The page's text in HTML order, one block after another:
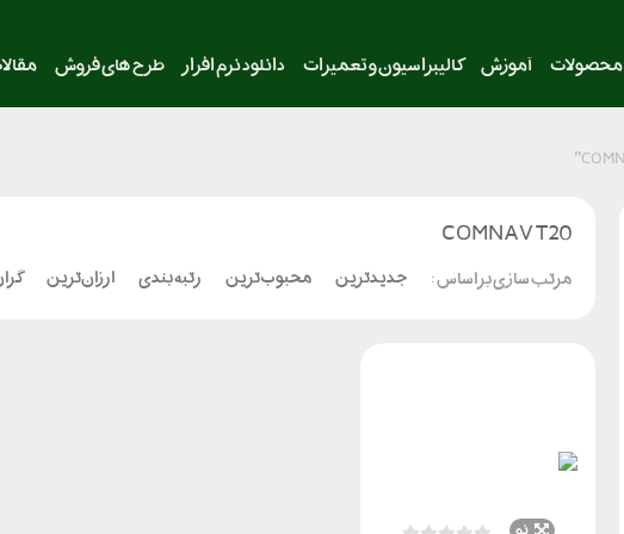
محصولات آموزش کالیبراسیون و تعمیرات دانلود نرم افزار طرح های فروش
COMNAV T20
مرتب سازی بر اساس : جدیدترین محبوب‌ترین رتبه بندی ارزان‌ترین